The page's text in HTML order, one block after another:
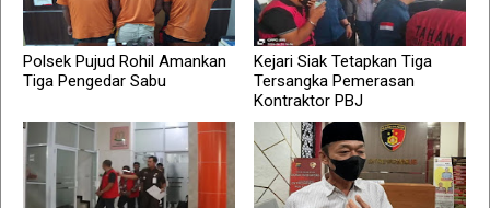
Polsek Pujud Rohil Amankan
Tiga Pengedar Sabu
Kejari Siak Tetapkan Tiga
Tersangka Pemerasan
Kontraktor PBJ